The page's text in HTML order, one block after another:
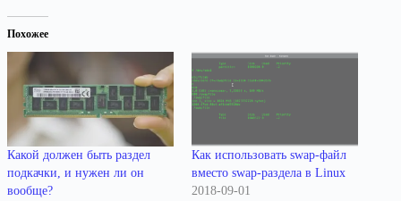
Похожее
Какой должен быть раздел
подкачки, и нужен ли он
вообще?
Как использовать swap-файл
вместо swap-раздела в Linux
2018-09-01